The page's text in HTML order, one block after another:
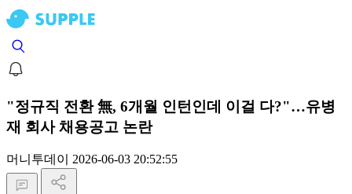
"정규직 전환 無, 6개월 인턴인데 이걸 다?"…유병
재 회사 채용공고 논란
머니투데이 2026-06-03 20:52:55